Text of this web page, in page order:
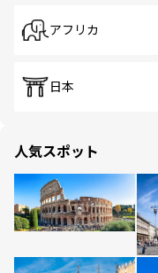
アフリカ
日本
人気スポット